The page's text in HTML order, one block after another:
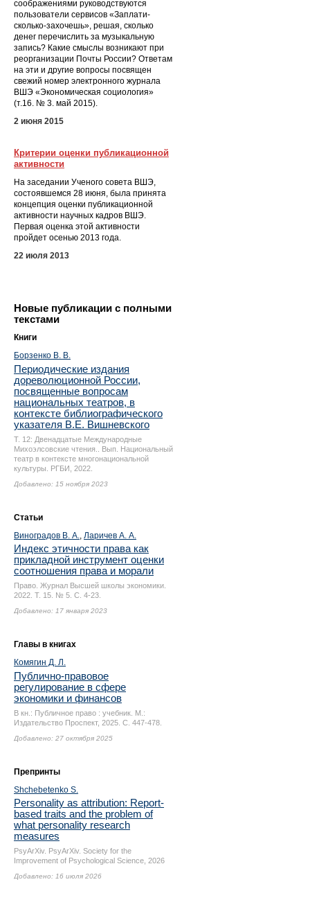
соображениями руководствуются
пользователи сервисов «Заплати-
сколько-захочешь», решая, сколько
денег перечислить за музыкальную
запись? Какие смыслы возникают при
реорганизации Почты России? Ответам
на эти и другие вопросы посвящен
свежий номер электронного журнала
ВШЭ «Экономическая социология»
(т.16. № 3. май 2015).
2 июня 2015
Критерии оценки публикационной
активности
На заседании Ученого совета ВШЭ,
состоявшемся 28 июня, была принята
концепция оценки публикационной
активности научных кадров ВШЭ.
Первая оценка этой активности
пройдет осенью 2013 года.
22 июля 2013
Новые публикации с полными
текстами
Книги
Борзенко В. В.
Периодические издания
дореволюционной России,
посвященные вопросам
национальных театров, в
контексте библиографического
указателя В.Е. Вишневского
Т. 12: Двенадцатые Международные
Михоэлсовские чтения.. Вып. Национальный
театр в контексте многонациональной
культуры. РГБИ, 2022.
Добавлено: 15 ноября 2023
Статьи
Виноградов В. А.
Ларичев А. А.
Индекс этичности права как
прикладной инструмент оценки
соотношения права и морали
Право. Журнал Высшей школы экономики.
2022. Т. 15. № 5. С. 4-23.
Добавлено: 17 января 2023
Главы в книгах
Комягин Д. Л.
Публично-правовое
регулирование в сфере
экономики и финансов
В кн.: Публичное право : учебник. М.:
Издательство Проспект, 2025. С. 447-478.
Добавлено: 27 октября 2025
Препринты
Shchebetenko S.
Personality as attribution: Report-
based traits and the problem of
what personality research
measures
PsyArXiv. PsyArXiv. Society for the
Improvement of Psychological Science, 2026
Добавлено: 16 июля 2026